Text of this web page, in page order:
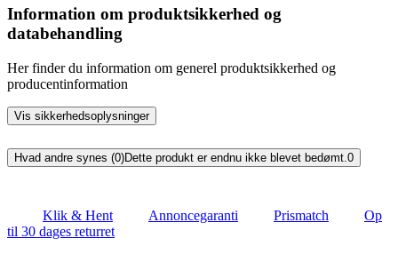
Information om produktsikkerhed og
databehandling
Her finder du information om generel produktsikkerhed og
producentinformation
Vis sikkerhedsoplysninger
Hvad andre synes (0)Dette produkt er endnu ikke blevet bedømt. 0
Klik & Hent Annoncegaranti Prismatch
Op
til 30 dages returret